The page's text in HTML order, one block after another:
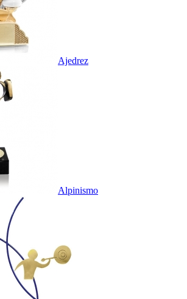
Ajedrez
Alpinismo